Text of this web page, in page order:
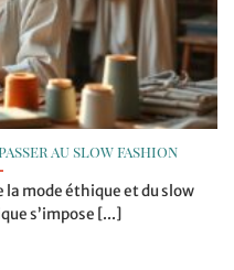
au slow fashion
mode éthique et du slow
s’impose [...]